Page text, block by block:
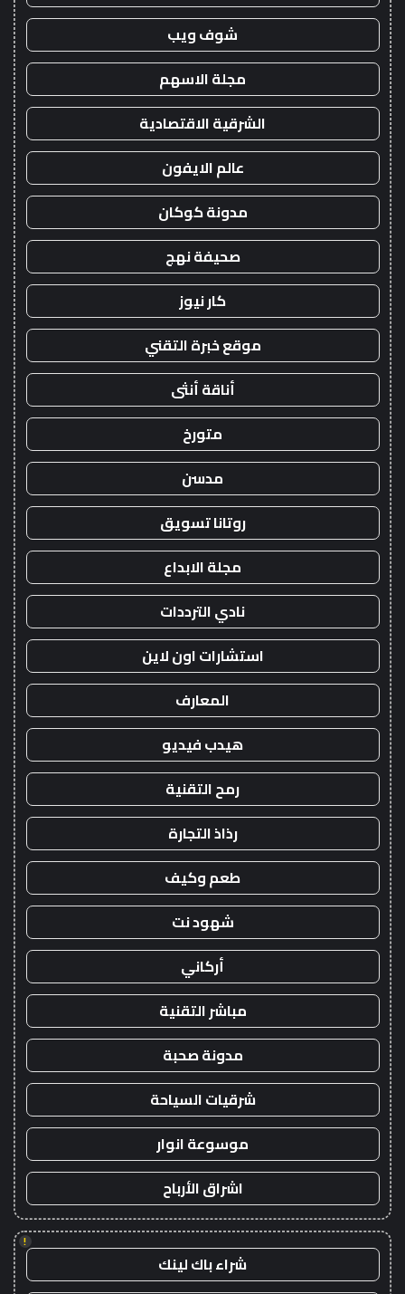
شوف ويب
مجلة الاسهم
الشرقية الاقتصادية
عالم الايفون
مدونة كوكان
صحيفة نهج
كار نيوز
موقع خبرة التقني
أناقة أنثى
متورخ
مدسن
روتانا تسويق
مجلة الابداع
نادي الترددات
استشارات اون لاين
المعارف
هيدب فيديو
رمح التقنية
رذاذ التجارة
طعم وكيف
شهود نت
أركاني
مباشر التقنية
مدونة صحبة
شرقيات السياحة
موسوعة انوار
اشراق الأرباح
!
شراء باك لينك